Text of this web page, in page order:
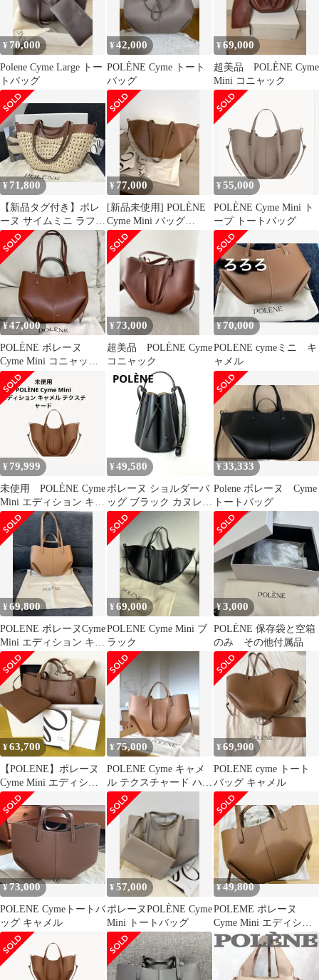
¥ 70,000
Polene Cyme Large トー
トバッグ
¥42,000
POLÈNE Cyme トート
バッグ
¥69,000
超美品 POLÈNE Cyme
Mini コニャック
¥71,800
【新品タグ付き】ポレ
ーヌ サイムミニ ラフィ
ア エディション
¥ 77,000
[新品未使用] POLÈNE
Cyme Mini バッグ
(Camel)
¥55,000
POLÈNE Cyme Mini ト
ープ トートバッグ
¥47,000
POLÈNE ポレーヌ
Cyme Mini コニャック
テクスチャード
¥ 73,000
超美品 POLÈNE Cyme
コニャック
¥70,000
POLENE cymeミニ キ
ャメル
¥ 79,999
未使用 POLÈNE Cyme
Mini エディション キャ
メル テクスチャード
¥ 49,580
ポレーヌ ショルダーバ
ッグ ブラック カヌレバ
ッグ 鞄
¥33,333
Polene ポレーヌ Cyme
トートバッグ
¥69,800
POLENE ポレーヌCyme
Mini エディション キャ
メル テクスチャード
¥69,000
POLENE Cyme Mini ブ
ラック
¥3,000
POLÈNE 保存袋と空箱
のみ その他付属品
¥63,700
【POLENE】ポレーヌ
Cyme Mini エディショ
ンキャメル テクスチ
ャード
¥ 75,000
POLENE Cyme キャメ
ル テクスチャード ハン
ドバッグ
¥69,900
POLENE cyme トート
バッグ キャメル
¥73,000
POLENE Cymeトートバ
ッグ キャメル
¥57,000
ポレーヌPOLÈNE Cyme
Mini トートバッグ
¥49,800
POLEME ポレーヌ
Cyme Mini エディショ
ン キャメル テクスチ
ャード